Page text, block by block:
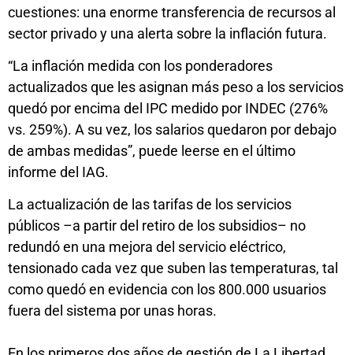
cuestiones: una enorme transferencia de recursos al
sector privado y una alerta sobre la inflación futura.
“La inflación medida con los ponderadores
actualizados que les asignan más peso a los servicios
quedó por encima del IPC medido por INDEC (276%
vs. 259%). A su vez, los salarios quedaron por debajo
de ambas medidas”, puede leerse en el último
informe del IAG.
La actualización de las tarifas de los servicios
públicos –a partir del retiro de los subsidios– no
redundó en una mejora del servicio eléctrico,
tensionado cada vez que suben las temperaturas, tal
como quedó en evidencia con los 800.000 usuarios
fuera del sistema por unas horas.